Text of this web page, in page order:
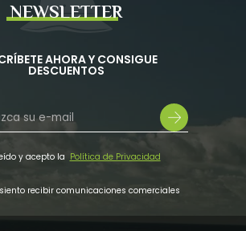
NEWSLETTER
AHORA Y CONSIGUE
DESCUENTOS
y acepto la Política de Privacidad
recibir comunicaciones comerciales